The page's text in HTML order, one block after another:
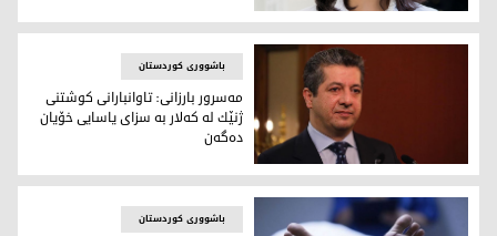
سعودیه‌ له‌ رۆژی جیهانی نه‌هێشتنی توندوتیژی دژی ئافره‌تان
مه‌سرور بارزانی: تاوانبارانی كوشتنی ژنێك له‌ كه‌لار به‌ سزای
باشووری کوردستان
مه‌سرور بارزانی: تاوانبارانی كوشتنی
ژنێك له‌ كه‌لار به‌ سزای یاسایی خۆیان
ده‌گه‌ن
باشووری کوردستان